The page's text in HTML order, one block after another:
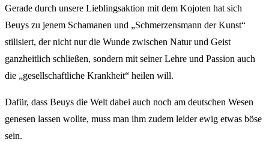
Gerade durch unsere Lieblingsaktion mit dem Kojoten hat sich
Beuys zu jenem Schamanen und „Schmerzensmann der Kunst“
stilisiert, der nicht nur die Wunde zwischen Natur und Geist
ganzheitlich schließen, sondern mit seiner Lehre und Passion auch
die „gesellschaftliche Krankheit“ heilen will.
Dafür, dass Beuys die Welt dabei auch noch am deutschen Wesen
genesen lassen wollte, muss man ihm zudem leider ewig etwas böse
sein.